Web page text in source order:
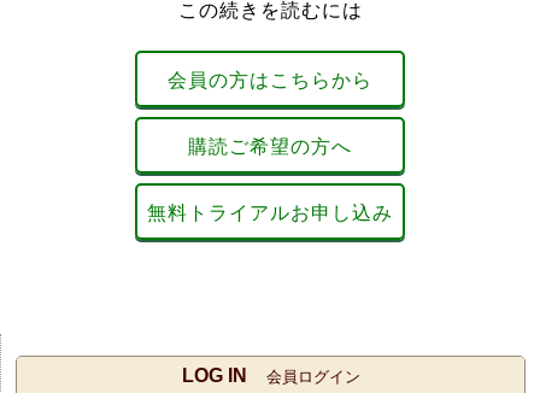
この続きを読むには
会員の方はこちらから
購読ご希望の方へ
無料トライアルお申し込み
LOG IN 会員ログイン